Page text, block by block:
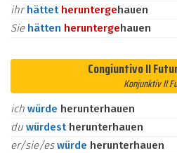
ihrhättet heruntergehauen
Sie hätten heruntergehauen
Congiuntivo II
Konjunktiv II
ich würde herunterhauen
du würdest herunterhauen
er/sie/eswürde herunterhauen